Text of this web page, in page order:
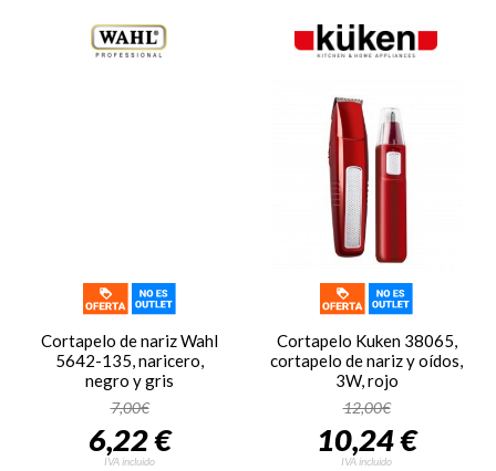
Cortapelo de nariz Wahl
5642-135, naricero,
negro y gris
7,00€
6,22 €
IVA incluido
Cortapelo Kuken 38065,
cortapelo de nariz y oídos,
3W, rojo
12,00€
10,24 €
IVA incluido